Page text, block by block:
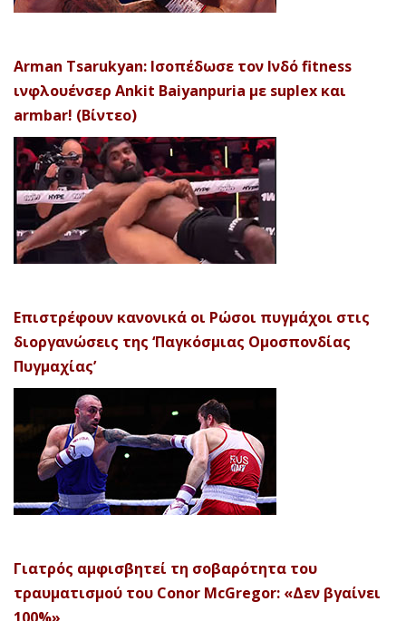
Arman Tsarukyan: Ισοπέδωσε τον Ινδό fitness
ινφλουένσερ Ankit Baiyanpuria με suplex και
armbar! (Βίντεο)
Επιστρέφουν κανονικά οι Ρώσοι πυγμάχοι στις
διοργανώσεις της ‘Παγκόσμιας Ομοσπονδίας
Πυγμαχίας’
Γιατρός αμφισβητεί τη σοβαρότητα του
τραυματισμού του Conor McGregor: «Δεν βγαίνει